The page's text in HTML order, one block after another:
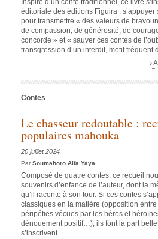
éditoriale des éditions Figuira :
pour transmettre « des valeurs de
de compassion, de générosité, de
concorde » et « sauver ces contes de
transgression d’un interdit, motif fréquent
›
Contes
Le chasseur redoutable :
populaires mahouka
20 juillet 2024
ParSoumahoro Alfa Yaya
Composé de quatre contes, ce recueil
souvenirs d’enfance de l’auteur, dont la
qu’il raconte à son tour. Si ces contes
classiques en la matière (opposition
péripéties vécues par les héros et
dénouement positif…), ils font la part
s’inscrivent.